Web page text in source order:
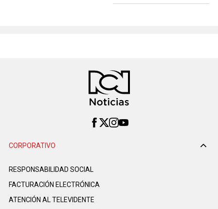
CORPORATIVO
RESPONSABILIDAD SOCIAL
FACTURACIÓN ELECTRÓNICA
ATENCIÓN AL TELEVIDENTE